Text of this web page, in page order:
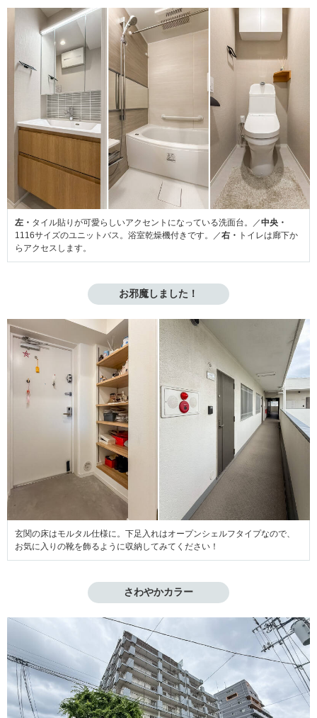
左・ タイル貼りが可愛らしいアクセントになっている洗面台。／中央・
1116サイズのユニットバス。浴室乾燥機付きです。／右・ トイレは廊下か
らアクセスします。
お邪魔しました！
玄関の床はモルタル仕様に。下足入れはオープンシェルフタイプなので、
お気に入りの靴を飾るように収納してみてください！
さわやかカラー